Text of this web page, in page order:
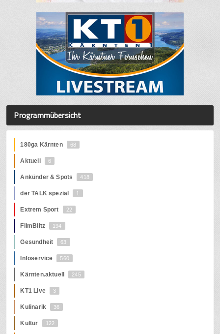
Programmübersicht
180ga Kärnten 68
Aktuell 6
Ankünder & Spots 418
der TALK spezial 1
Extrem Sport 22
FilmBlitz 194
Gesundheit 63
Infoservice 560
Kärnten.aktuell 245
KT1 Live 3
Kulinarik 36
Kultur 122